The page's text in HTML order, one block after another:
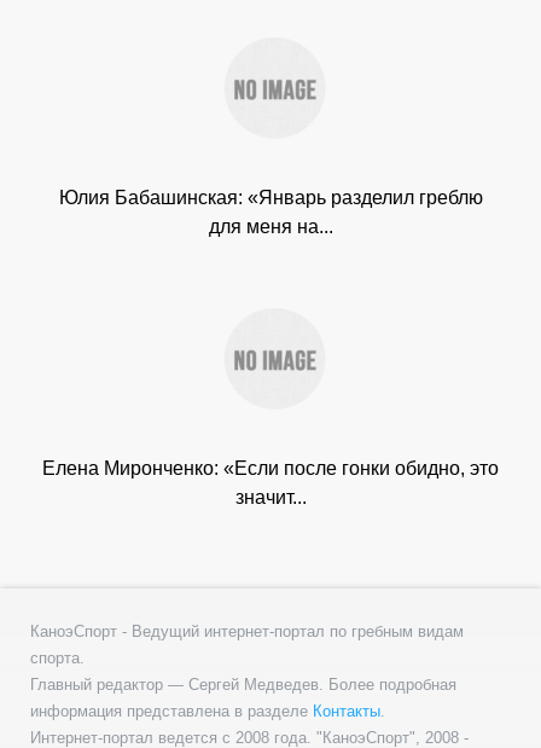
Юлия Бабашинская: «Январь разделил греблю
для меня на...
Елена Миронченко: «Если после гонки обидно, это
значит...
КаноэСпорт - Ведущий интернет-портал по гребным видам
спорта.
Главный редактор — Сергей Медведев. Более подробная
информация представлена в разделе Контакты
Интернет-портал ведется с 2008 года. "КаноэСпорт", 2008 -